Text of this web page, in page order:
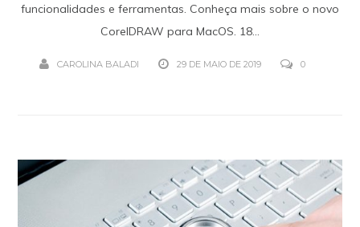
funcionalidades e ferramentas. Conheça mais sobre o novo
CorelDRAW para MacOS. 18...
CAROLINA BALADI 29 DE MAIO DE 2019 0